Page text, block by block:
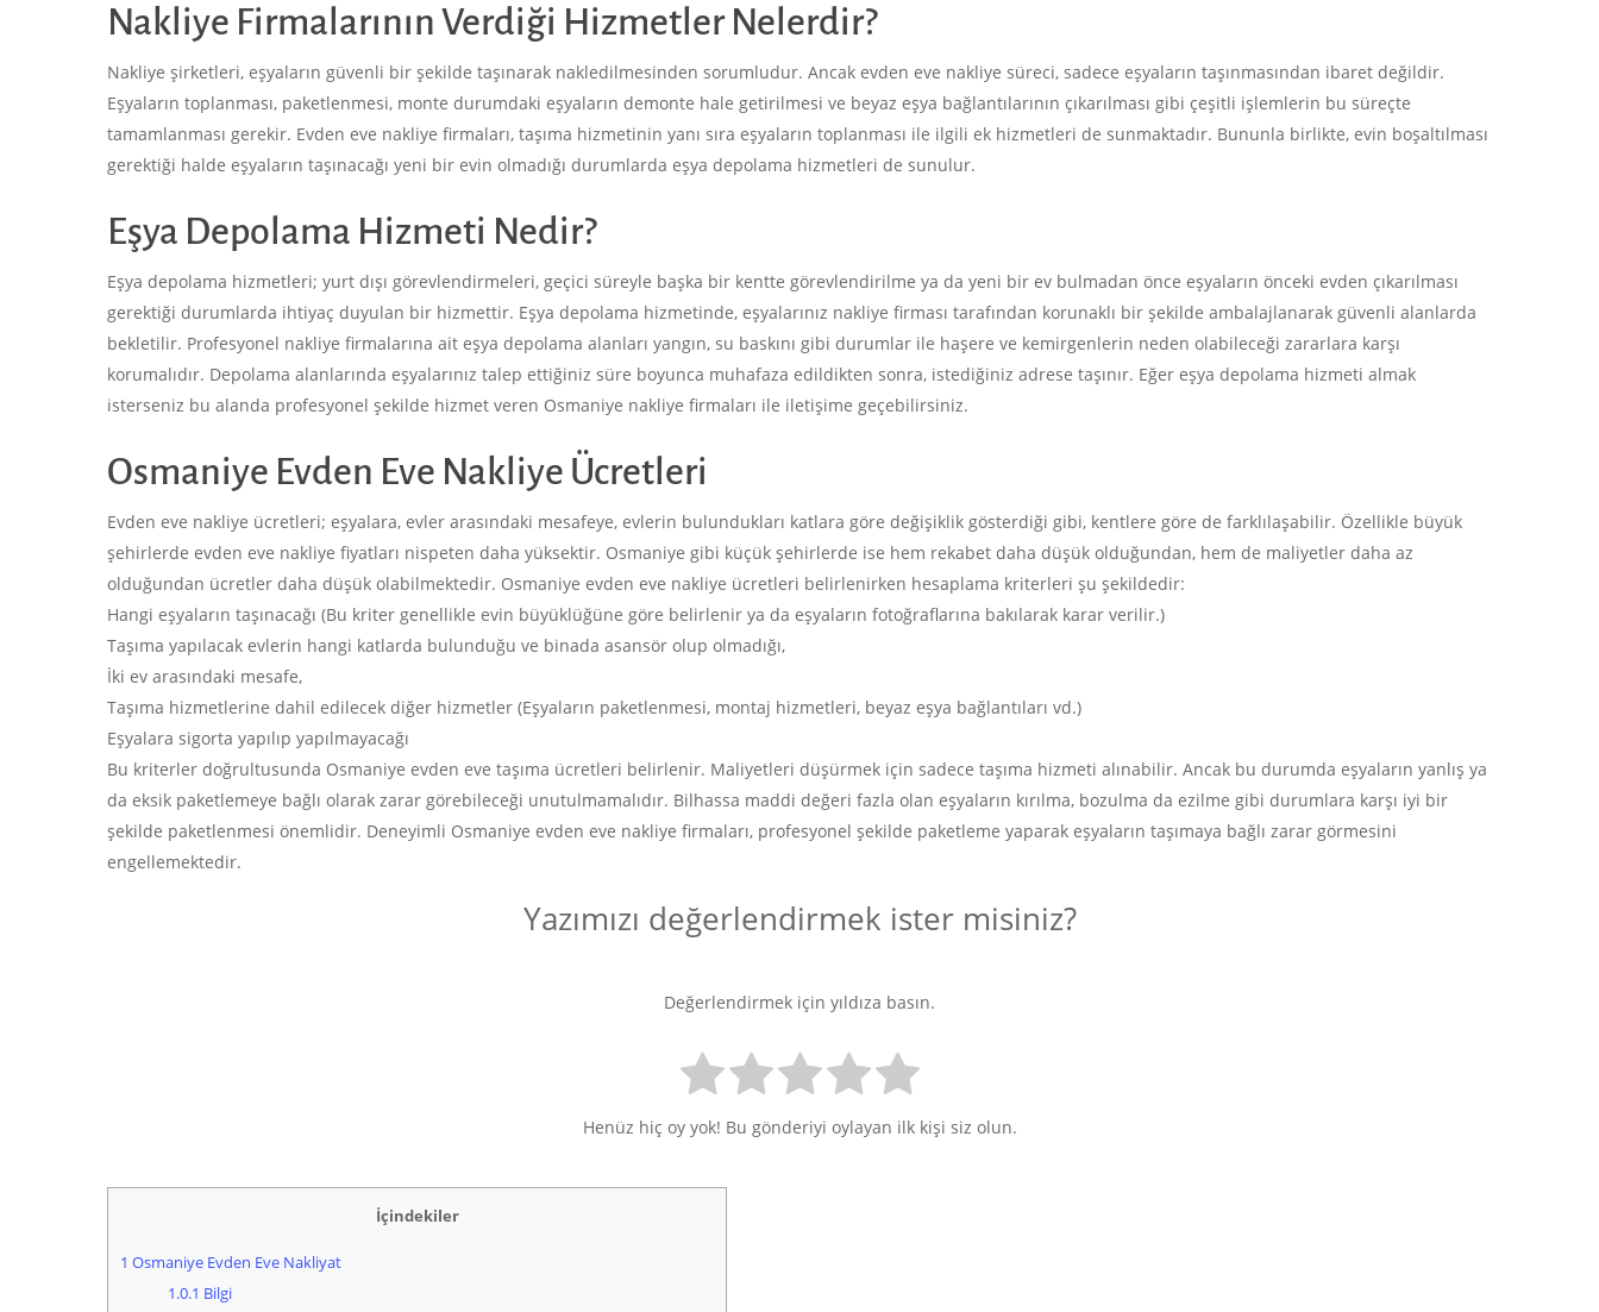
Nakliye Firmalarının Verdiği Hizmetler Nelerdir?
Nakliye şirketleri, eşyaların güvenli bir şekilde taşınarak nakledilmesinden sorumludur. Ancak evden eve nakliye süreci, sadece eşyaların taşınmasından ibaret değildir.
Eşyaların toplanması, paketlenmesi, monte durumdaki eşyaların demonte hale getirilmesi ve beyaz eşya bağlantılarının çıkarılması gibi çeşitli işlemlerin bu süreçte
tamamlanması gerekir. Evden eve nakliye firmaları, taşıma hizmetinin yanı sıra eşyaların toplanması ile ilgili ek hizmetleri de sunmaktadır. Bununla birlikte, evin boşaltılması
gerektiği halde eşyaların taşınacağı yeni bir evin olmadığı durumlarda eşya depolama hizmetleri de sunulur.
Eşya Depolama Hizmeti Nedir?
Eşya depolama hizmetleri; yurt dışı görevlendirmeleri, geçici süreyle başka bir kentte görevlendirilme ya da yeni bir ev bulmadan önce eşyaların önceki evden çıkarılması
gerektiği durumlarda ihtiyaç duyulan bir hizmettir. Eşya depolama hizmetinde, eşyalarınız nakliye firması tarafından korunaklı bir şekilde ambalajlanarak güvenli alanlarda
bekletilir. Profesyonel nakliye firmalarına ait eşya depolama alanları yangın, su baskını gibi durumlar ile haşere ve kemirgenlerin neden olabileceği zararlara karşı
korumalıdır. Depolama alanlarında eşyalarınız talep ettiğiniz süre boyunca muhafaza edildikten sonra, istediğiniz adrese taşınır. Eğer eşya depolama hizmeti almak
isterseniz bu alanda profesyonel şekilde hizmet veren Osmaniye nakliye firmaları ile iletişime geçebilirsiniz.
Osmaniye Evden Eve Nakliye Ücretleri
Evden eve nakliye ücretleri; eşyalara, evler arasındaki mesafeye, evlerin bulundukları katlara göre değişiklik gösterdiği gibi, kentlere göre de farklılaşabilir. Özellikle büyük
şehirlerde evden eve nakliye fiyatları nispeten daha yüksektir. Osmaniye gibi küçük şehirlerde ise hem rekabet daha düşük olduğundan, hem de maliyetler daha az
olduğundan ücretler daha düşük olabilmektedir. Osmaniye evden eve nakliye ücretleri belirlenirken hesaplama kriterleri şu şekildedir:
Hangi eşyaların taşınacağı (Bu kriter genellikle evin büyüklüğüne göre belirlenir ya da eşyaların fotoğraflarına bakılarak karar verilir.)
Taşıma yapılacak evlerin hangi katlarda bulunduğu ve binada asansör olup olmadığı,
İki ev arasındaki mesafe,
Taşıma hizmetlerine dahil edilecek diğer hizmetler (Eşyaların paketlenmesi, montaj hizmetleri, beyaz eşya bağlantıları vd.)
Eşyalara sigorta yapılıp yapılmayacağı
Bu kriterler doğrultusunda Osmaniye evden eve taşıma ücretleri belirlenir. Maliyetleri düşürmek için sadece taşıma hizmeti alınabilir. Ancak bu durumda eşyaların yanlış ya
da eksik paketlemeye bağlı olarak zarar görebileceği unutulmamalıdır. Bilhassa maddi değeri fazla olan eşyaların kırılma, bozulma da ezilme gibi durumlara karşı iyi bir
şekilde paketlenmesi önemlidir. Deneyimli Osmaniye evden eve nakliye firmaları, profesyonel şekilde paketleme yaparak eşyaların taşımaya bağlı zarar görmesini
engellemektedir.
Yazımızı değerlendirmek ister misiniz?
Değerlendirmek için yıldıza basın.
Henüz hiç oy yok! Bu gönderiyi oylayan ilk kişi siz olun.
İçindekiler
1 Osmaniye Evden Eve Nakliyat
1.0.1 Bilgi
İSTANBUL
egesoy@egesoy.com.tr